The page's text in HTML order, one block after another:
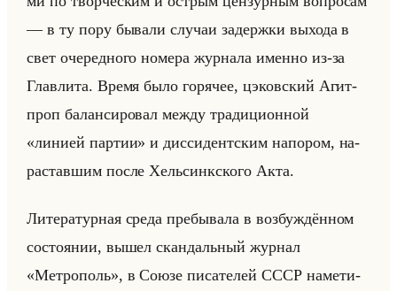
— в ту пору бы­ва­ли слу­чаи за­держ­ки вы­хо­да в
свет оче­ред­но­го но­ме­ра жур­на­ла имен­но из-за
Глав­ли­та. Время было го­ря­чее, цэ­ков­ский Агит­
проп ба­лан­си­ро­вал между тра­ди­ци­он­ной
«линией партии» и дис­си­дент­ским на­по­ром, на­
рас­тав­шим после Хельсинк­ско­го Акта.
Ли­те­ра­тур­ная среда пре­бы­ва­ла в воз­буж­дён­ном
со­сто­янии, вышел скан­дальный жур­нал
«Метрополь», в Союзе пи­са­те­лей СССР на­ме­ти­